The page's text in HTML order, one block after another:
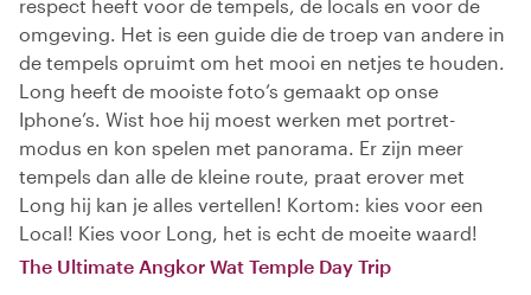
respect heeft voor de tempels, de locals en voor de
omgeving. Het is een guide die de troep van andere in
de tempels opruimt om het mooi en netjes te houden.
Long heeft de mooiste foto’s gemaakt op onse
Iphone’s. Wist hoe hij moest werken met portret-
modus en kon spelen met panorama. Er zijn meer
tempels dan alle de kleine route, praat erover met
Long hij kan je alles vertellen! Kortom: kies voor een
Local! Kies voor Long, het is echt de moeite waard!
The Ultimate Angkor Wat Temple Day Trip